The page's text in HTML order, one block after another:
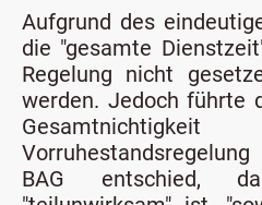
Aufgrund des
die "gesamte
Regelung nicht
werden. Jedoch führte
BAG entschied,